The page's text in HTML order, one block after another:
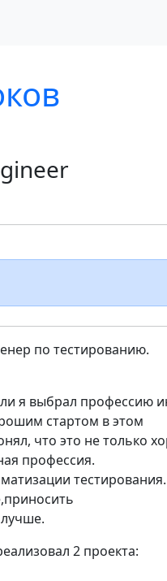
по тестированию.
я выбрал профессию
стартом в этом
что это не только
профессия.
тестирования.
2 проекта: